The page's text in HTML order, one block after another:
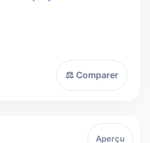
⚖ Comparer
Aperçu